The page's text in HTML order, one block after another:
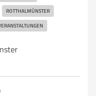
ROTTHALMÜNSTER